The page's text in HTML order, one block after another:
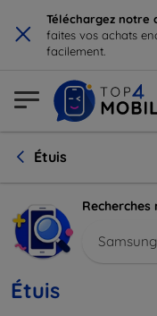
× Téléchargez notre
faites vos achats
facilement.
Étuis
Recherches
Étuis